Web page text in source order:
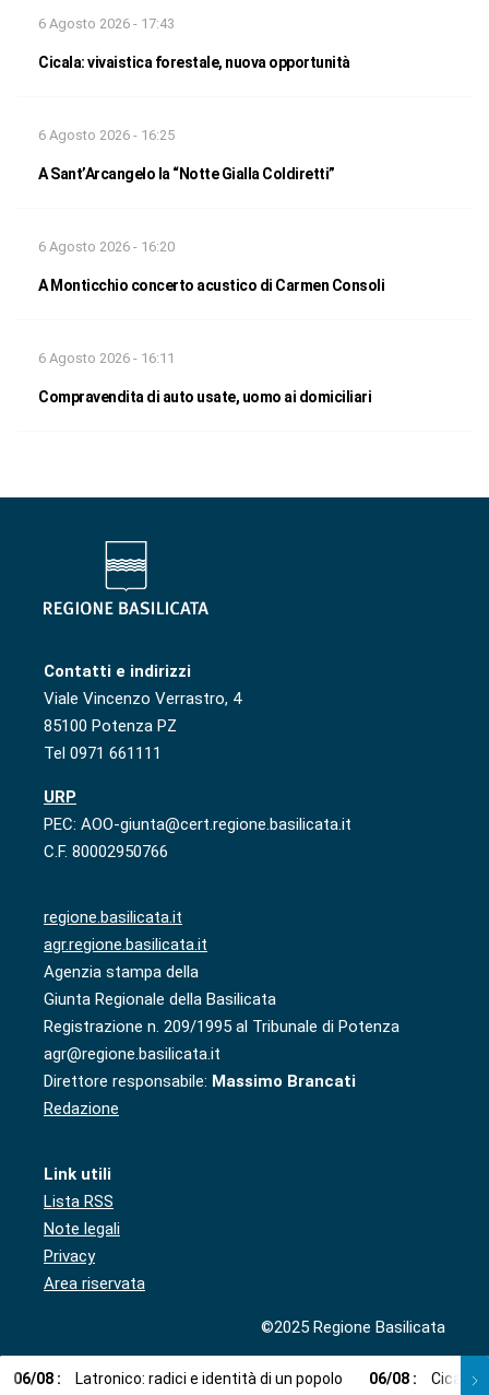
6 Agosto 2026 - 17:43
Cicala: vivaistica forestale, nuova opportunità
6 Agosto 2026 - 16:25
A Sant’Arcangelo la “Notte Gialla Coldiretti”
6 Agosto 2026 - 16:20
A Monticchio concerto acustico di Carmen Consoli
6 Agosto 2026 - 16:11
Compravendita di auto usate, uomo ai domiciliari
Contatti e indirizzi
Viale Vincenzo Verrastro, 4
85100 Potenza PZ
Tel 0971 661111
URP
PEC: AOO-giunta@cert.regione.basilicata.it
C.F. 80002950766
regione.basilicata.it
agr.regione.basilicata.it
Agenzia stampa della
Giunta Regionale della Basilicata
Registrazione n. 209/1995 al Tribunale di Potenza
agr@regione.basilicata.it
Direttore responsabile: Massimo Brancati
Redazione
Link utili
Lista RSS
Note legali
Privacy
Area riservata
©2025 Regione Basilicata
06/08 : Latronico: radici e identità di un popolo 06/08 : Cicala: